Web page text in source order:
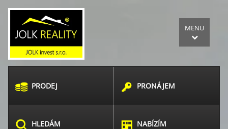
MENU
PRODEJ PRONÁJEM
HLEDÁM NABÍZÍM